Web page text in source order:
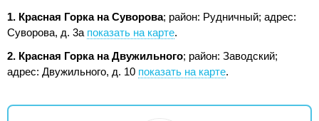
1. Красная Горка на Суворова; район: Рудничный; адрес:
Суворова, д. 3а показать на карте.
2. Красная Горка на Двужильного; район: Заводский;
адрес: Двужильного, д. 10 показать на карте.